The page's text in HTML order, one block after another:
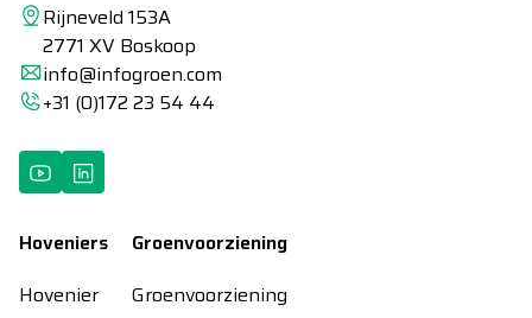
Rijneveld 153A
2771 XV Boskoop
info@infogroen.com
+31 (0)172 23 54 44
Hoveniers
Hovenier
Groenvoorziening
Groenvoorziening